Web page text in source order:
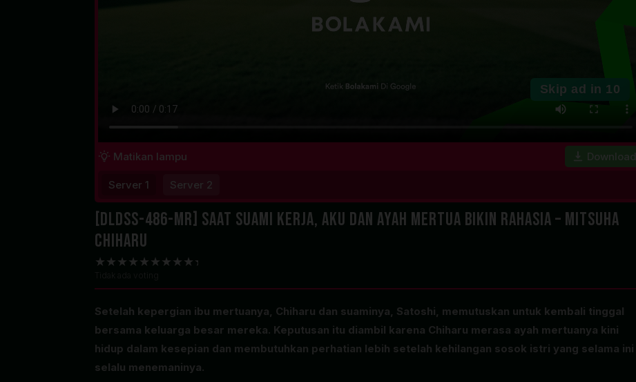
Skip ad in 10
Matikan lampu Download
Server 1 Server 2
[DLDSS-486-MR] Saat Suami Kerja, Aku dan Ayah Mertua Bikin Rahasia – Mitsuha
Chiharu
Setelah kepergian ibu mertuanya, Chiharu dan suaminya, Satoshi, memutuskan untuk kembali tinggal
bersama keluarga besar mereka. Keputusan itu diambil karena Chiharu merasa ayah mertuanya kini
hidup dalam kesepian dan membutuhkan perhatian lebih setelah kehilangan sosok istri yang selama ini
selalu menemaninya.